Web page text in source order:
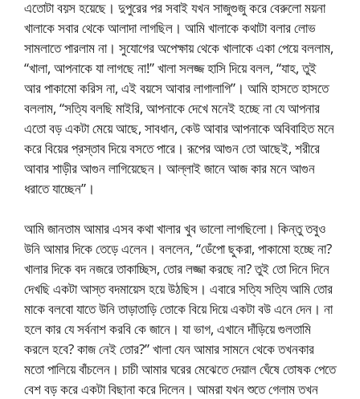
এতোটা বয়স হয়েছে। দুপুরের পর সবাই যখন সাজুগুজু করে বেরুলো ময়না
খালাকে সবার থেকে আলাদা লাগছিল। আমি খালাকে কথাটা বলার লোভ
সামলাতে পারলাম না। সুযোগের অপেক্ষায় থেকে খালাকে একা পেয়ে বললাম,
“খালা, আপনাকে যা লাগছে না!” খালা সলজ্জ হাসি দিয়ে বলল, “যাহ, তুই
আর পাকামো করিস না, এই বয়সে আবার লাগালাগি”। আমি হাসতে হাসতে
বললাম, “সত্যি বলছি মাইরি, আপনাকে দেখে মনেই হচ্ছে না যে আপনার
এতো বড় একটা মেয়ে আছে, সাবধান, কেউ আবার আপনাকে অবিবাহিত মনে
করে বিয়ের প্রস্তাব দিয়ে বসতে পারে। রূপের আগুন তো আছেই, শরীরে
আবার শাড়ীর আগুন লাগিয়েছেন। আল্লাই জানে আজ কার মনে আগুন
ধরাতে যাচ্ছেন”।
আমি জানতাম আমার এসব কথা খালার খুব ভালো লাগছিলো। কিন্তু তবুও
উনি আমার দিকে তেড়ে এলেন। বললেন, “ডেঁপো ছুকরা, পাকামো হচ্ছে না?
খালার দিকে বদ নজরে তাকাচ্ছিস, তোর লজ্জা করছে না? তুই তো দিনে দিনে
দেখছি একটা আস্ত বদমায়েস হয়ে উঠছিস। এবারে সত্যি সত্যি আমি তোর
মাকে বলবো যাতে উনি তাড়াতাড়ি তোকে বিয়ে দিয়ে একটা বউ এনে দেন। না
হলে কার যে সর্বনাশ করবি কে জানে। যা ভাগ, এখানে দাঁড়িয়ে গুলতামি
করলে হবে? কাজ নেই তোর?” খালা যেন আমার সামনে থেকে তখনকার
মতো পালিয়ে বাঁচলেন। চাচী আমার ঘরের মেঝেতে দেয়াল ঘেঁষে তোষক পেতে
বেশ বড় করে একটা বিছানা করে দিলেন। আমরা যখন শুতে গেলাম তখন